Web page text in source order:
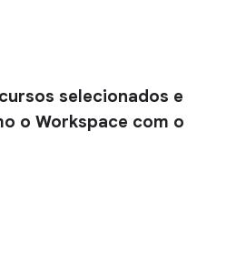
selecionados e
o Workspace com o